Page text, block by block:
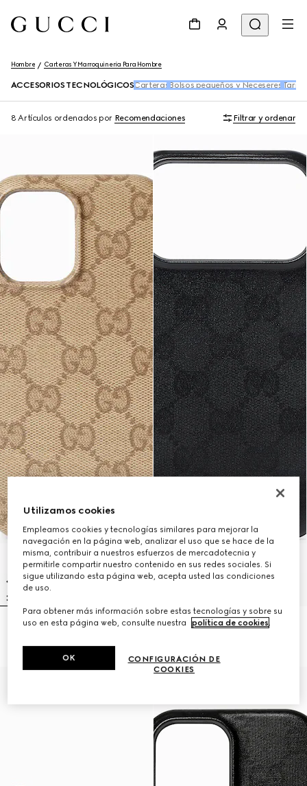
Hombre Carteras Y Marroquinería Para Hombre
ACCESORIOS TECNOLÓGICOS Carteras Bolsos pequeños y Neceseres
8 Artículos ordenados por Recomendaciones Filtrar y ordenar
Funda para iPhone 17
Funda para iPhone 17 Pro Max
Utilizamos cookies
Empleamos cookies y tecnologías similares para mejorar la
navegación en la página web, analizar el uso que se hace de la
misma, contribuir a nuestros esfuerzos de mercadotecnia y
permitirle compartir nuestro contenido en sus redes sociales. Si
sigue utilizando esta página web, acepta usted las condiciones
de uso.
Para obtener más información sobre estas tecnologías y sobre su
uso en esta página web, consulte nuestra
política de cookies.
CONFIGURACIÓN DE
COOKIES
OK